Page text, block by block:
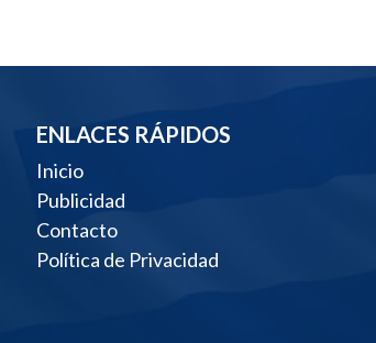
ENLACES RÁPIDOS
Inicio
Publicidad
Contacto
Política de Privacidad